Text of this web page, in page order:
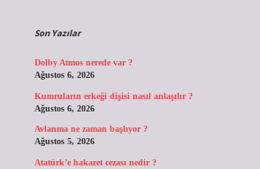
Son Yazılar
Dolby Atmos nerede var ?
Ağustos 6, 2026
Kumruların erkeği dişisi nasıl anlaşılır ?
Ağustos 6, 2026
Avlanma ne zaman başlıyor ?
Ağustos 5, 2026
Atatürk’e hakaret cezası nedir ?